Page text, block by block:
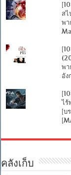
สไ
พา
พา
อั
ไร้
[บ
คลังเก็บ